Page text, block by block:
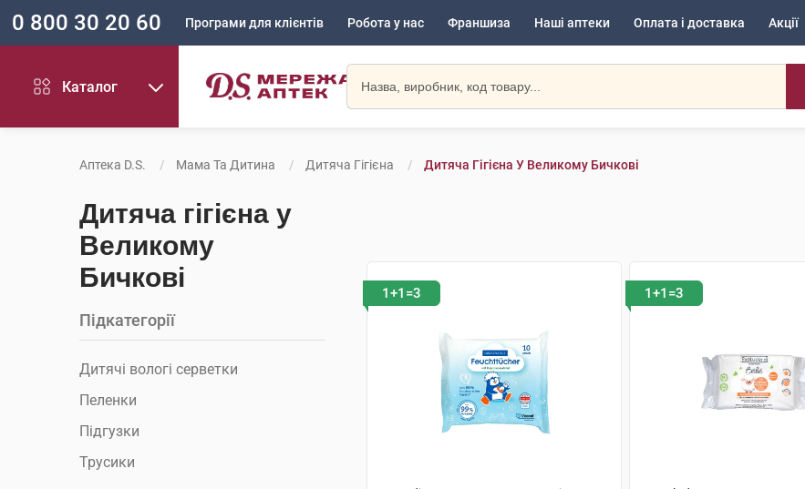
0 800 30 20 60 Програми для клієнтів Робота у нас Франшиза Наші аптеки Оплата і доставка Акції
Каталог
Аптека D.S. Мама Та Дитина Дитяча Гігієна Дитяча Гігієна У Великому Бичкові
Дитяча гігієна у
Великому
Бичкові
Підкатегорії
Дитячі вологі серветки
Пеленки
Підгузки
Трусики
1+1=3 1+1=3